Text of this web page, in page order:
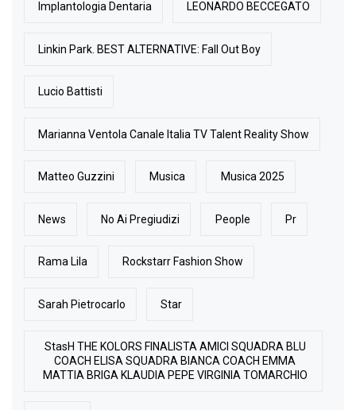
Implantologia Dentaria LEONARDO BECCEGATO
Linkin Park. BEST ALTERNATIVE: Fall Out Boy
Lucio Battisti
Marianna Ventola Canale Italia TV Talent Reality Show
Matteo Guzzini Musica Musica 2025
News No Ai Pregiudizi People Pr
Rama Lila Rockstarr Fashion Show
Sarah Pietrocarlo Star
StasH THE KOLORS FINALISTA AMICI SQUADRA BLU
COACH ELISA SQUADRA BIANCA COACH EMMA
MATTIA BRIGA KLAUDIA PEPE VIRGINIA TOMARCHIO